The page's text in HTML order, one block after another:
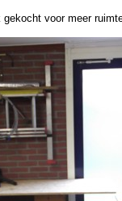
gekocht voor meer